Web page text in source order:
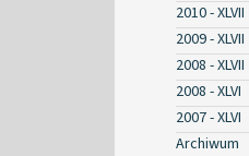
2010 - XLVII
2009 - XLVII
2008 - XLVII
2008 - XLVI
2007 - XLVI
Archiwum